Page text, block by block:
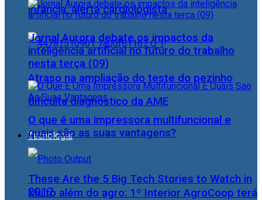
infância, alerta cardiologista
Atraso na ampliação do teste do pezinho
dificulta diagnóstico da AME
Tecnologia
Muito além do agro: 1º Interior AgroCoop terá
Jornal Aurora debate os impactos da
inteligência artificial no futuro do trabalho
nesta terça (09)
O que é uma impressora multifuncional e
quais são as suas vantagens?
These Are the 5 Big Tech Stories to Watch in
2017